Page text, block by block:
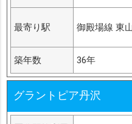
最寄り駅 御殿場線 東
築年数 36年
グラントピア丹沢